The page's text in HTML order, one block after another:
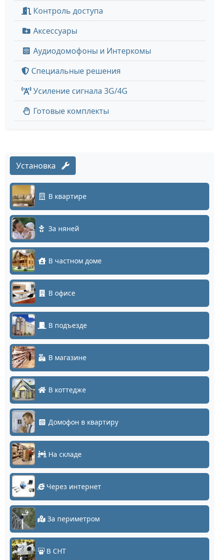
Контроль доступа
Аксессуары
Аудиодомофоны и Интеркомы
Специальные решения
Усиление сигнала 3G/4G
Готовые комплекты
Установка
В квартире
За няней
В частном доме
В офисе
В подъезде
В магазине
В коттедже
Домофон в квартиру
На складе
Через интернет
За периметром
В СНТ